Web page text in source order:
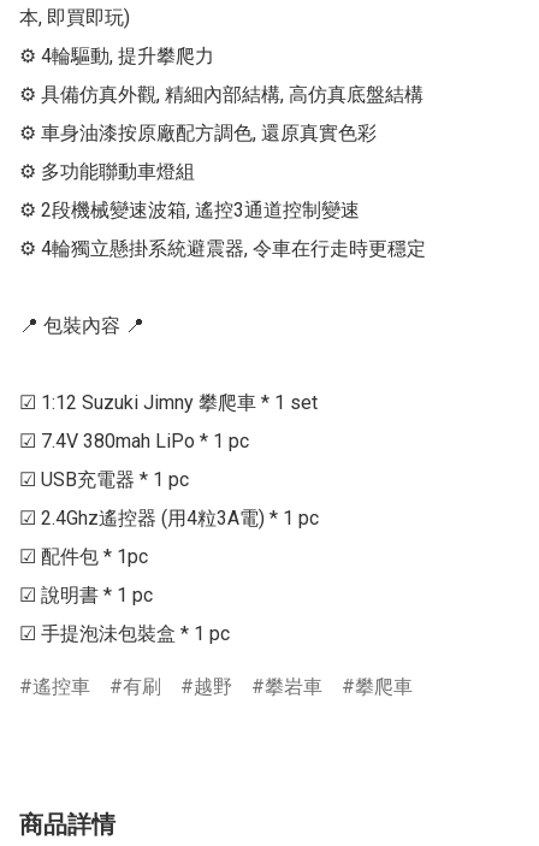
本, 即買即玩)
⚙ 4輪驅動, 提升攀爬力
⚙ 具備仿真外觀, 精細內部結構, 高仿真底盤結構
⚙ 車身油漆按原廠配方調色, 還原真實色彩
⚙ 多功能聯動車燈組
⚙ 2段機械變速波箱, 遙控3通道控制變速
⚙ 4輪獨立懸掛系統避震器, 令車在行走時更穩定
📍 包裝內容 📍
☑ 1:12 Suzuki Jimny 攀爬車 * 1 set
☑ 7.4V 380mah LiPo * 1 pc
☑ USB充電器 * 1 pc
☑ 2.4Ghz遙控器 (用4粒3A電) * 1 pc
☑ 配件包 * 1pc
☑ 說明書 * 1 pc
☑ 手提泡沬包裝盒 * 1 pc
遙控車 有刷 越野 攀岩車 攀爬車
商品詳情